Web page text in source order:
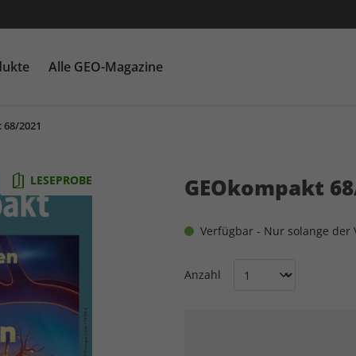
Alle GEO-Magazine
2021
LESEPROBE GEOkompakt
Verfügbar - Nur solange der
Anzahl